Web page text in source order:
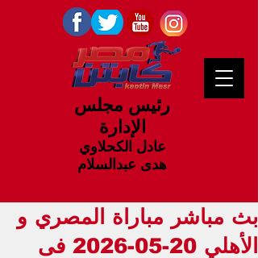
رئيس مجلس
الإدارة
عادل الكحلاوي
هدى عبدالسلام
بث مباشر مباراة المصري و
الأهلي 20-05-2026 فى